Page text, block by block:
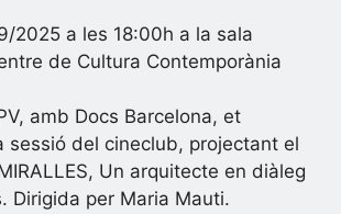
2025 a les 18:00h a la sala
de Cultura Contemporània
amb Docs Barcelona, et
sessió del cineclub, projectant el
Un arquitecte en diàleg
Dirigida per Maria Mauti.